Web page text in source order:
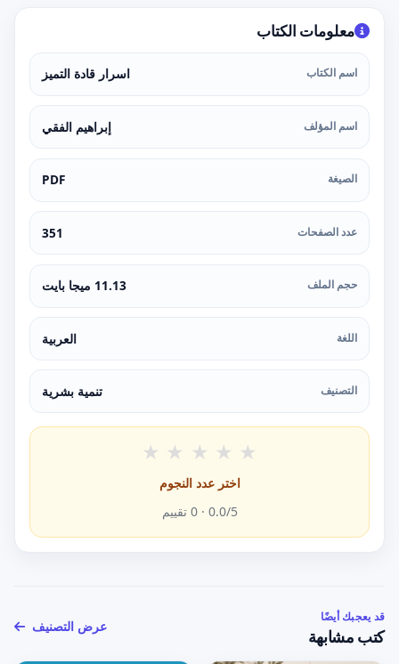
معلومات الكتاب
اسم الكتاب اسرار قادة التميز
اسم المؤلف إبراهيم الفقي
الصيغة PDF
عدد الصفحات 351
حجم الملف 11.13 ميجا بايت
اللغة العربية
التصنيف تنمية بشرية
★ ★ ★ ★ ★
اختر عدد النجوم
0.0/5 ·
0 تقييم
قد يعجبك أيضًا
كتب مشابهة
عرض التصنيف